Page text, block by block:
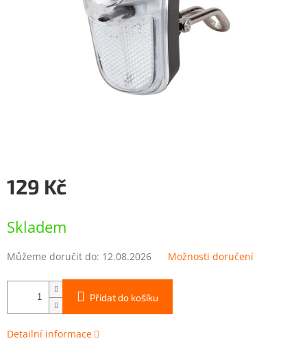
129 Kč
cena:
Skladem
Můžeme doručit do: 12.08.2026 Možnosti doručení
Přidat do košíku
Detailní informace